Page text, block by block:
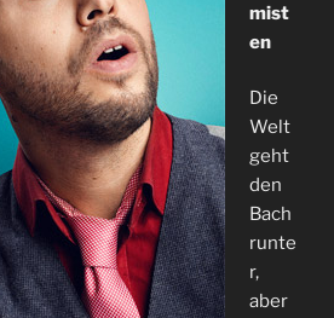
mist
en
Die
Welt
geht
den
Bach
runte
r,
aber